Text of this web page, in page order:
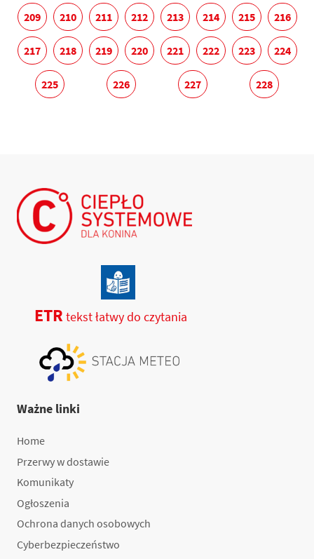
209 210 211 212 213 214 215 216
217 218 219 220 221 222 223 224
225 226 227 228
ETR tekst łatwy do czytania
Ważne linki
Home
Przerwy w dostawie
Komunikaty
Ogłoszenia
Ochrona danych osobowych
Cyberbezpieczeństwo